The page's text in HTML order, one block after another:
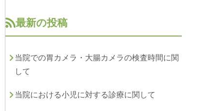
最新の投稿
当院での胃カメラ・大腸カメラの検査時間に関
して
当院における小児に対する診療に関して